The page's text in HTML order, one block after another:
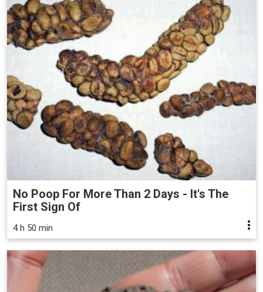
No Poop For More Than 2 Days - It's The
First Sign Of
4 h 50 min